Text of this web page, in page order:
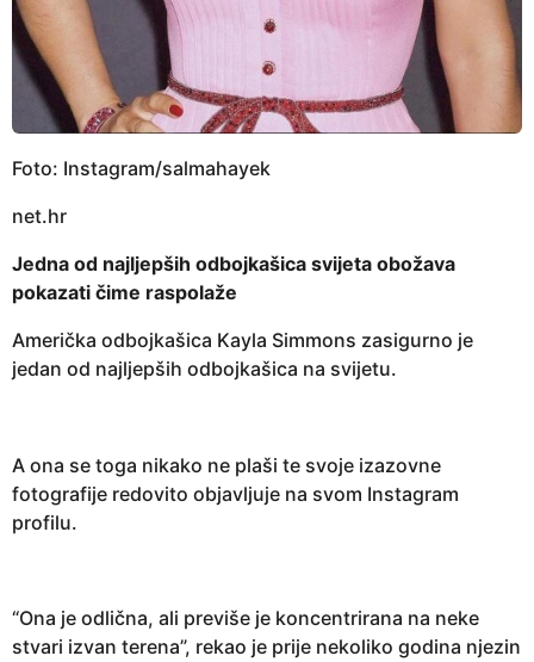
Foto: Instagram/salmahayek
net.hr
Jedna od najljepših odbojkašica svijeta obožava
pokazati čime raspolaže
Američka odbojkašica Kayla Simmons zasigurno je
jedan od najljepših odbojkašica na svijetu.
A ona se toga nikako ne plaši te svoje izazovne
fotografije redovito objavljuje na svom Instagram
profilu.
“Ona je odlična, ali previše je koncentrirana na neke
stvari izvan terena”, rekao je prije nekoliko godina njezin